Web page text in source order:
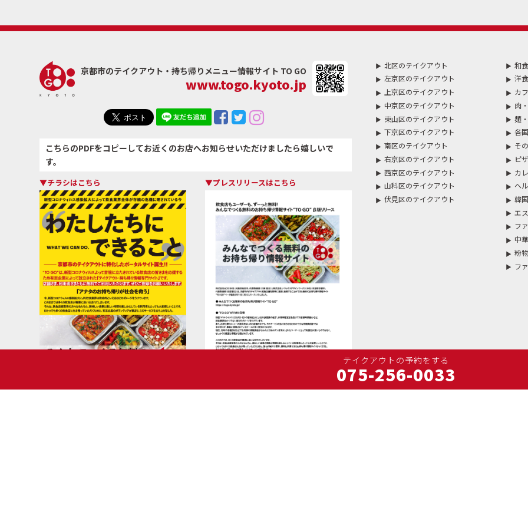
075-256-0033
京都市のテイクアウト・持ち帰りメニュー情報サイト TO GO
www.togo.kyoto.jp
こちらのPDFをコピーしてお近くのお店へお知らせいただけましたら嬉しいで
す。
▼チラシはこちら ▼プレスリリースはこちら
北区のテイクアウト
左京区のテイクアウト
上京区のテイクアウト
中京区のテイクアウト
東山区のテイクアウト
下京区のテイクアウト
南区のテイクアウト
右京区のテイクアウト
西京区のテイクアウト
山科区のテイクアウト
伏見区のテイクアウト
和
洋
カ
肉
麺
各
そ
ピ
カ
ヘ
韓
エ
フ
中
粉
フ